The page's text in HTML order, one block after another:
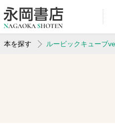
本を探す ルービックキューブ